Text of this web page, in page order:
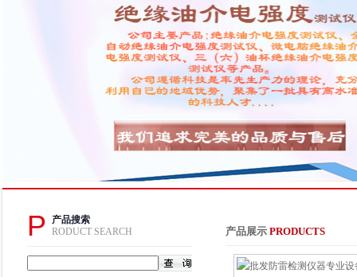
P
产品搜索
RODUCT SEARCH
产品展示 PRODUCTS